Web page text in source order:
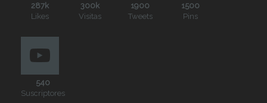
287k
Likes
300k
Visitas
1900
Tweets
1500
Pins
540
Suscriptores